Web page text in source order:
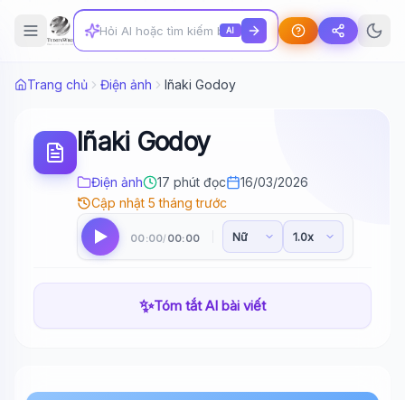
AI
Trang chủ Điện ảnh Iñaki Godoy
Iñaki Godoy
Điện ảnh 17 phút đọc
16/03/2026
Cập nhật 5 tháng trước
00:00/ 00:00
✨Tóm tắt AI bài viết